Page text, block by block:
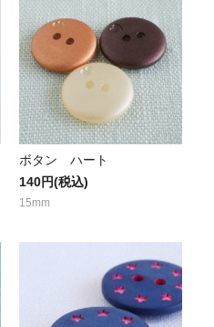
ボタン ハート
140円(税込)
15mm